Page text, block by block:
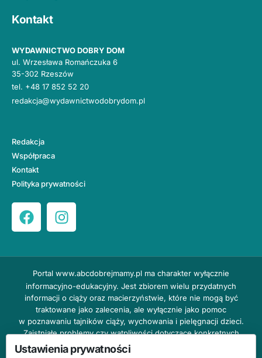
Kontakt
WYDAWNICTWO DOBRY DOM
ul. Wrzesława Romańczuka 6
35-302 Rzeszów
tel. +48 17 852 52 20
redakcja@wydawnictwodobrydom.pl
Redakcja
Współpraca
Kontakt
Polityka prywatności
Portal www.abcdobrejmamy.pl ma charakter wyłącznie
informacyjno-edukacyjny. Jest zbiorem wielu przydatnych
informacji o ciąży oraz macierzyństwie, które nie mogą być
traktowane jako zalecenia, ale wyłącznie jako pomoc
w poznawaniu tajników ciąży, wychowania i pielęgnacji dzieci.
Zaistniałe problemy czy wątpliwości dotyczące konkretnych
przypadków należy bezzwłocznie konsultować z prowadzącym
Ustawienia prywatności